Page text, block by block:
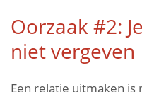
Oorzaak #2:
niet vergeven
Een relatie uitmaken is